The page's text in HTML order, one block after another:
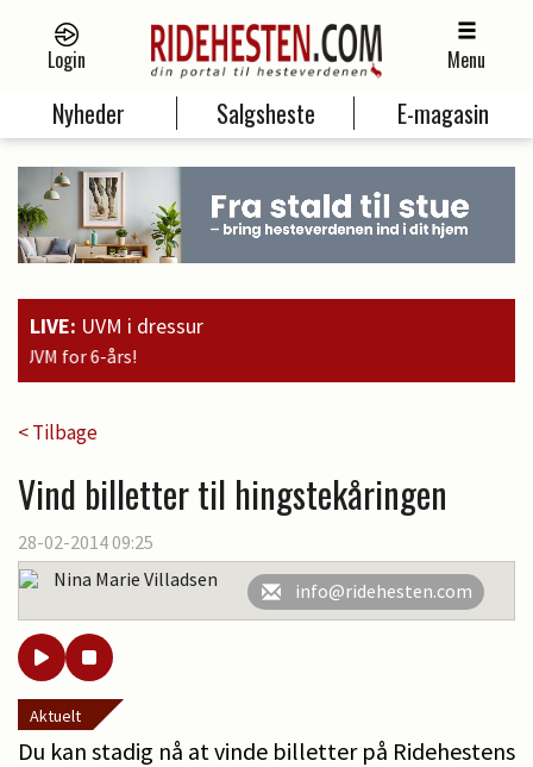
Login Menu
Nyheder Salgsheste E-magasin
LIVE: UVM i dressur
< Tilbage
Vind billetter til hingstekåringen
28-02-2014 09:25
Nina Marie Villadsen
info@ridehesten.com
Aktuelt
Du kan stadig nå at vinde billetter på Ridehestens